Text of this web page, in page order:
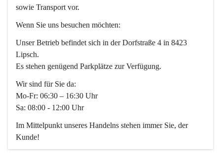
sowie Transport vor.
Wenn Sie uns besuchen möchten:
Unser Betrieb befindet sich in der Dorfstraße 4 in 8423
Lipsch.
Es stehen genügend Parkplätze zur Verfügung.
Wir sind für Sie da:
Mo-Fr: 06:30 – 16:30 Uhr
Sa: 08:00 - 12:00 Uhr
Im Mittelpunkt unseres Handelns stehen immer Sie, der
Kunde!
Das Team ist freundlich, motiviert und bestens geschult in